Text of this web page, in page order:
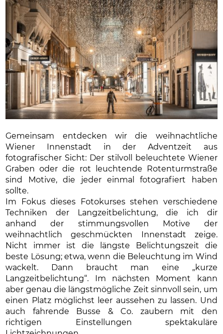
Gemeinsam entdecken wir die weihnachtliche
Wiener Innenstadt in der Adventzeit aus
fotografischer Sicht: Der stilvoll beleuchtete Wiener
Graben oder die rot leuchtende Rotenturmstraße
sind Motive, die jeder einmal fotografiert haben
sollte.
Im Fokus dieses Fotokurses stehen verschiedene
Techniken der Langzeitbelichtung, die ich dir
anhand der stimmungsvollen Motive der
weihnachtlich geschmückten Innenstadt zeige.
Nicht immer ist die längste Belichtungszeit die
beste Lösung; etwa, wenn die Beleuchtung im Wind
wackelt. Dann braucht man eine „kurze
Langzeitbelichtung“. Im nächsten Moment kann
aber genau die längstmögliche Zeit sinnvoll sein, um
einen Platz möglichst leer aussehen zu lassen. Und
auch fahrende Busse & Co. zaubern mit den
richtigen Einstellungen spektakuläre